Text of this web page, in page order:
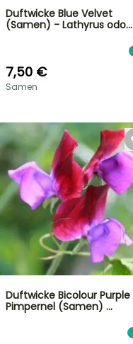
Duftwicke Blue Velvet
(Samen) - Lathyrus odo…
7,50 €
Samen
Duftwicke Bicolour Purple
Pimpernel (Samen) …